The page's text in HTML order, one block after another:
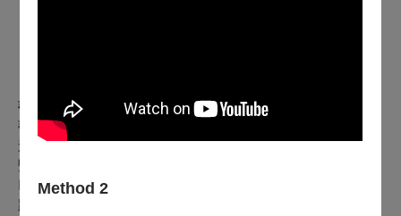
Method 2
蒂摩爾古薪舞集 TJIMUR DANCE THEATRE
蒂摩爾古薪舞集為臺灣首支以排灣族當代為主體的全職舞團，
連續16年獲選為Taiwan Top表演藝術團隊。自2006年由團長
暨藝術總監路之・瑪迪霖創立以來，與舞蹈總監暨主要編舞家
巴魯・瑪迪霖，共同建立出一條從部落出發、直面當代的創作
路徑。